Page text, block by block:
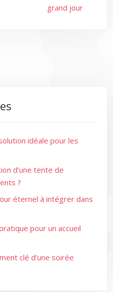
grand jour
idéale pour les
d’une tente de
?
éternel à intégrer dans
pour un accueil
clé d’une soirée